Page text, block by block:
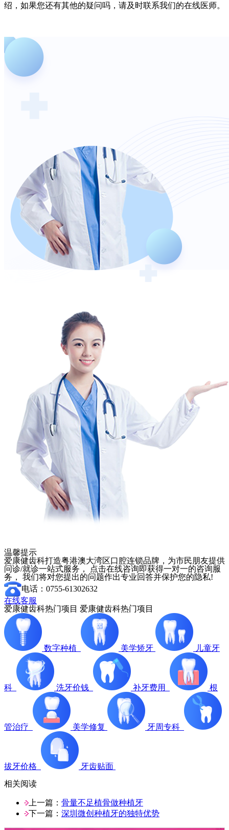
绍，如果您还有其他的疑问吗，请及时联系我们的在线医师。
温馨提示
爱康健齿科打造粤港澳大湾区口腔连锁品牌，为市民朋友提供
问诊/就诊一站式服务， 点击在线咨询即获得一对一的咨询服
务， 我们将对您提出的问题作出专业回答并保护您的隐私!
电话：0755-61302632
在线客服
爱康健齿科热门项目 爱康健齿科热门项目
数字种植 美学矫牙 儿童牙
科 洗牙价钱 补牙费用 根
管治疗 美学修复 牙周专科
拔牙价格
牙齿贴面
相关阅读
上一篇： 骨量不足植骨做种植牙
下一篇： 深圳微创种植牙的独特优势